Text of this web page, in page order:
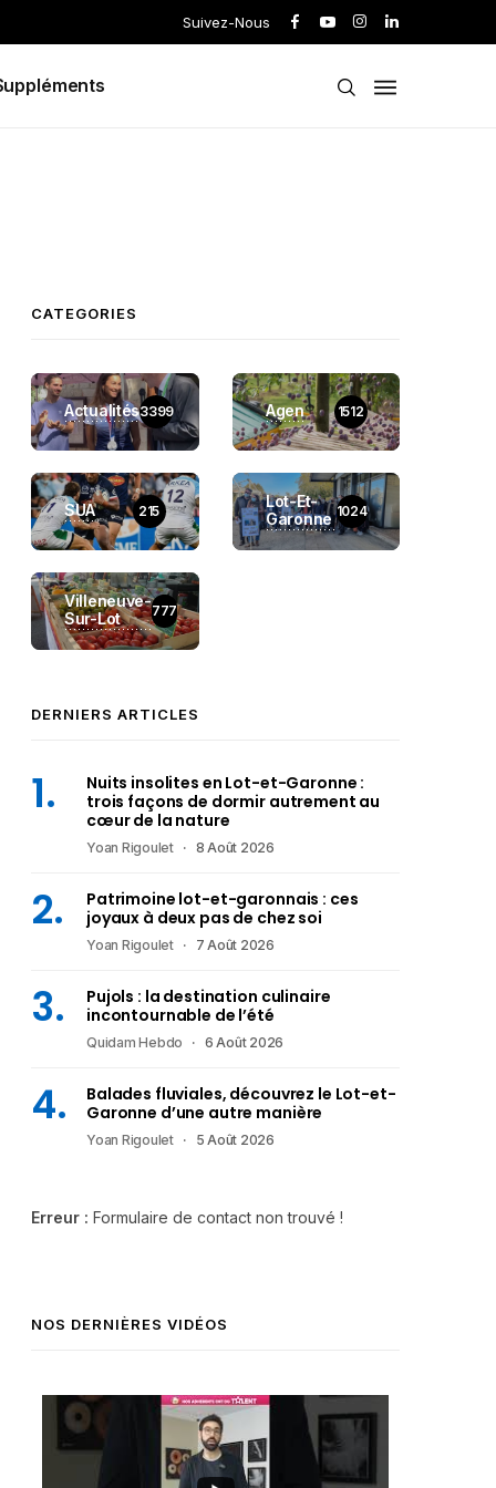
Suivez-Nous
CATEGORIES
Actualités3399 Agen 1512
SUA 215
Lot-Et-
Garonne 1024
Villeneuve-
Sur-Lot
777
DERNIERS ARTICLES
Nuits insolites en Lot-et-Garonne :
trois façons de dormir autrement au
cœur de la nature
Yoan Rigoulet 8 Août 2026
Patrimoine lot-et-garonnais : ces
joyaux à deux pas de chez soi
Yoan Rigoulet 7 Août 2026
Pujols : la destination culinaire
incontournable de l’été
Quidam Hebdo 6 Août 2026
Balades fluviales, découvrez le Lot-et-
Garonne d’une autre manière
Yoan Rigoulet 5 Août 2026
Erreur : Formulaire de contact non trouvé !
NOS DERNIÈRES VIDÉOS